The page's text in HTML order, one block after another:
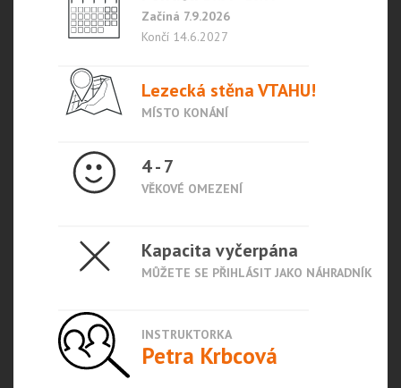
Začíná 7.9.2026
Končí 14.6.2027
Lezecká stěna VTAHU!
MÍSTO KONÁNÍ
4 - 7
VĚKOVÉ OMEZENÍ
Kapacita vyčerpána
MŮŽETE SE PŘIHLÁSIT JAKO NÁHRADNÍK
INSTRUKTORKA
Petra Krbcová